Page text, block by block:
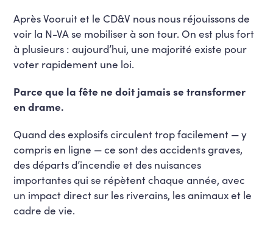
Après Vooruit et le CD&V nous nous réjouissons de
voir la N-VA se mobiliser à son tour. On est plus fort
à plusieurs : aujourd’hui, une majorité existe pour
voter rapidement une loi.
Parce que la fête ne doit jamais se transformer
en drame.
Quand des explosifs circulent trop facilement — y
compris en ligne — ce sont des accidents graves,
des départs d’incendie et des nuisances
importantes qui se répètent chaque année, avec
un impact direct sur les riverains, les animaux et le
cadre de vie.